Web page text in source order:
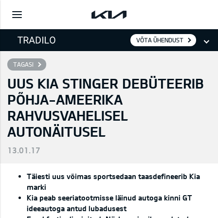
VÕTA ÜHENDUST
TAGASI
UUS KIA STINGER DEBÜTEERIB
PÕHJA-AMEERIKA
RAHVUSVAHELISEL
AUTONÄITUSEL
13.01.17
Täiesti uus võimas sportsedaan taasdefineerib Kia
marki
Kia peab seeriatootmisse läinud autoga kinni GT
ideeautoga antud lubadusest